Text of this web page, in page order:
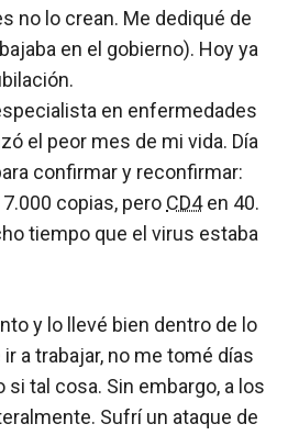
no lo crean. Me dediqué de
en el gobierno). Hoy ya
en enfermedades
el peor mes de mi vida. Día
confirmar y reconfirmar:
7.000 copias, pero CD4en 40.
tiempo que el virus estaba
y lo llevé bien dentro de lo
a trabajar, no me tomé días
tal cosa. Sin embargo, a los
Sufrí un ataque de